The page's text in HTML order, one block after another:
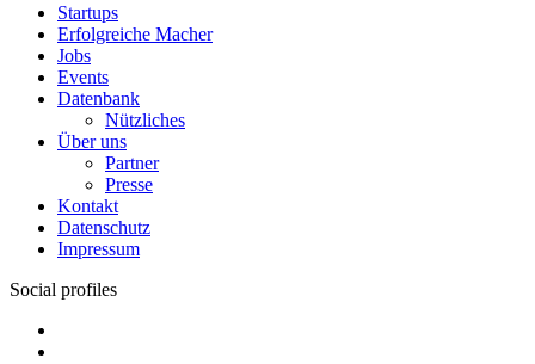
Startups
Erfolgreiche Macher
Jobs
Events
Datenbank
Nützliches
Über uns
Partner
Presse
Kontakt
Datenschutz
Impressum
Social profiles